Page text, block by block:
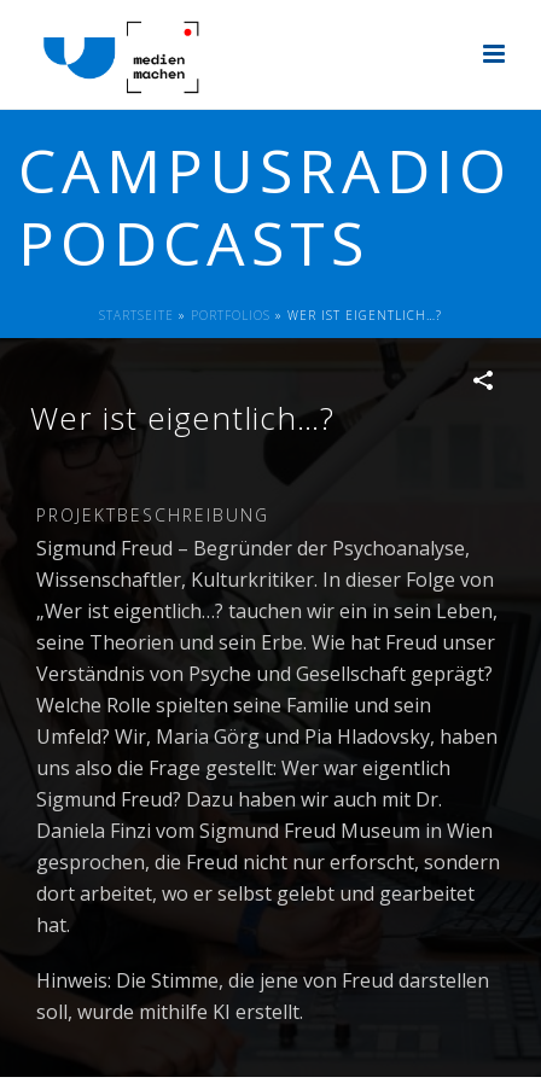
CAMPUSRADIO
PODCASTS
STARTSEITE » PORTFOLIOS » WER IST EIGENTLICH…?
Wer ist eigentlich…?
PROJEKTBESCHREIBUNG
Sigmund Freud – Begründer der Psychoanalyse,
Wissenschaftler, Kulturkritiker. In dieser Folge von
„Wer ist eigentlich…? tauchen wir ein in sein Leben,
seine Theorien und sein Erbe. Wie hat Freud unser
Verständnis von Psyche und Gesellschaft geprägt?
Welche Rolle spielten seine Familie und sein
Umfeld? Wir, Maria Görg und Pia Hladovsky, haben
uns also die Frage gestellt: Wer war eigentlich
Sigmund Freud? Dazu haben wir auch mit Dr.
Daniela Finzi vom Sigmund Freud Museum in Wien
gesprochen, die Freud nicht nur erforscht, sondern
dort arbeitet, wo er selbst gelebt und gearbeitet
hat.
Hinweis: Die Stimme, die jene von Freud darstellen
soll, wurde mithilfe KI erstellt.